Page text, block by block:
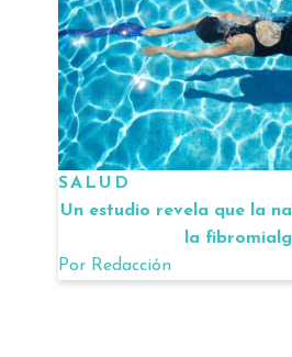
SALUD
Un estudio revela que la
la
Por Redacción